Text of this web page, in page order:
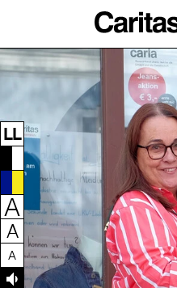
Zum Inhalt dieser Seite
Zur Navigation
Zum Footer dieser Seite
LL
A
A
A